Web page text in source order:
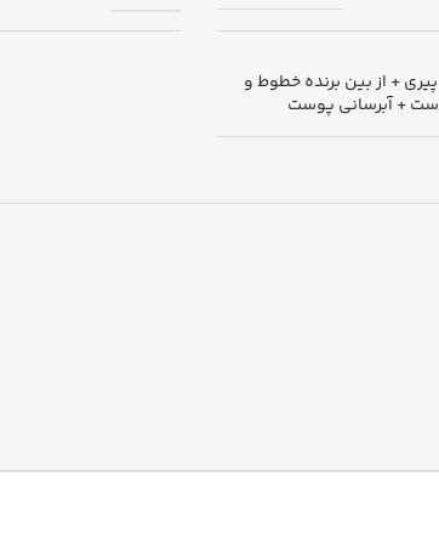
+ از بین برنده خطوط و
+ آبرسانی پوست